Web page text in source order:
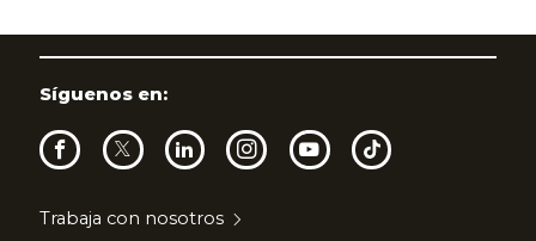
Trabaja con nosotros
Síguenos en: